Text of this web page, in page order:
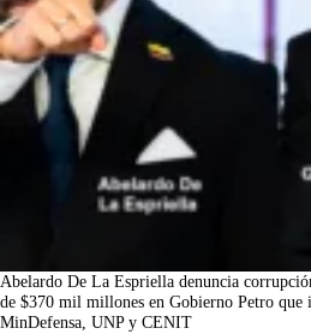
Abelardo De La Espriella denuncia
de $370 mil millones en Gobierno Petro que
MinDefensa, UNP y CENIT